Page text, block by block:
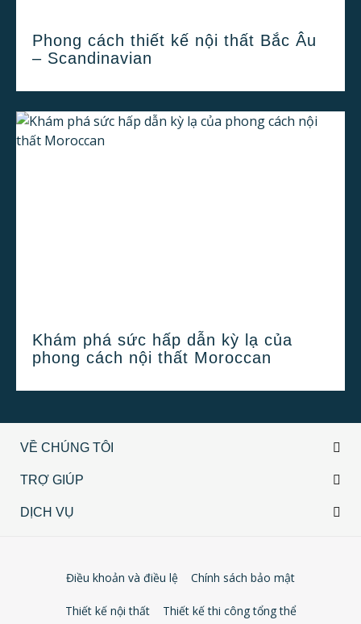
Phong cách thiết kế nội thất Bắc Âu
– Scandinavian
Khám phá sức hấp dẫn kỳ lạ của
phong cách nội thất Moroccan
VỀ CHÚNG TÔI
TRỢ GIÚP
DỊCH VỤ
Điều khoản và điều lệ Chính sách bảo mật
Thiết kế nội thất Thiết kế thi công tổng thể